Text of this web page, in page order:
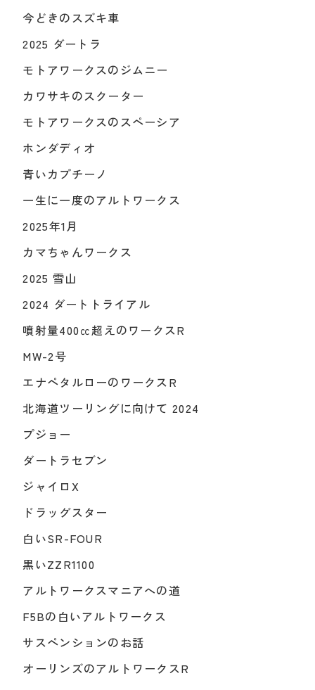
今どきのスズキ車
2025 ダートラ
モトアワークスのジムニー
カワサキのスクーター
モトアワークスのスペーシア
ホンダディオ
青いカプチーノ
一生に一度のアルトワークス
2025年1月
カマちゃんワークス
2025 雪山
2024 ダートトライアル
噴射量400㏄超えのワークスR
MW-2号
エナペタルローのワークスR
北海道ツーリングに向けて 2024
プジョー
ダートラセブン
ジャイロX
ドラッグスター
白いSR-FOUR
黒いZZR1100
アルトワークスマニアへの道
F5Bの白いアルトワークス
サスペンションのお話
オーリンズのアルトワークスR